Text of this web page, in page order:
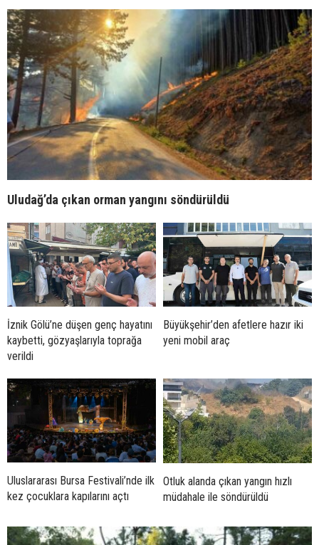
Uludağ’da çıkan orman yangını söndürüldü
İznik Gölü’ne düşen genç hayatını
kaybetti, gözyaşlarıyla toprağa
verildi
Büyükşehir’den afetlere hazır iki
yeni mobil araç
Uluslararası Bursa Festivali’nde ilk
kez çocuklara kapılarını açtı
Otluk alanda çıkan yangın hızlı
müdahale ile söndürüldü